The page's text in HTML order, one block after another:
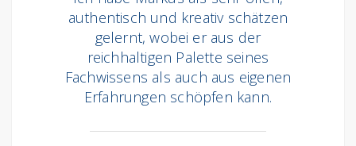
authentisch und kreativ schätzen
gelernt, wobei er aus der
reichhaltigen Palette seines
Fachwissens als auch aus eigenen
Erfahrungen schöpfen kann.